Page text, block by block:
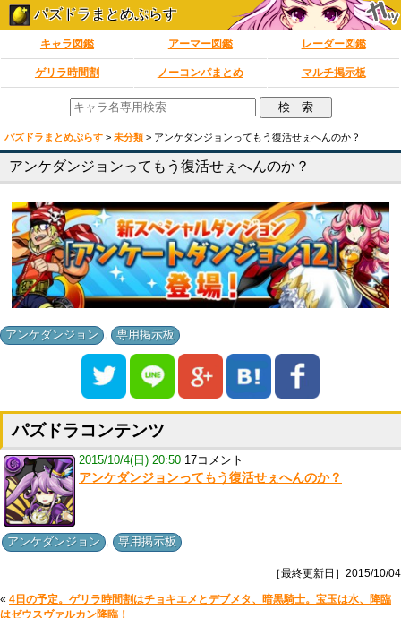
パズドラまとめぷらす
キャラ図鑑 アーマー図鑑 レーダー図鑑
ゲリラ時間割 ノーコンパまとめ マルチ掲示板
パズドラまとめぷらす > 未分類 > アンケダンジョンってもう復活せぇへんのか？
アンケダンジョンってもう復活せぇへんのか？
アンケダンジョン 専用掲示板
パズドラコンテンツ
2015/10/4(日) 20:50 17コメント
アンケダンジョンってもう復活せぇへんのか？
アンケダンジョン 専用掲示板
［最終更新日］2015/10/04
« 4日の予定。ゲリラ時間割はチョキエメとデブメタ、暗黒騎士。宝玉は水、降臨
はゼウスヴァルカン降臨！